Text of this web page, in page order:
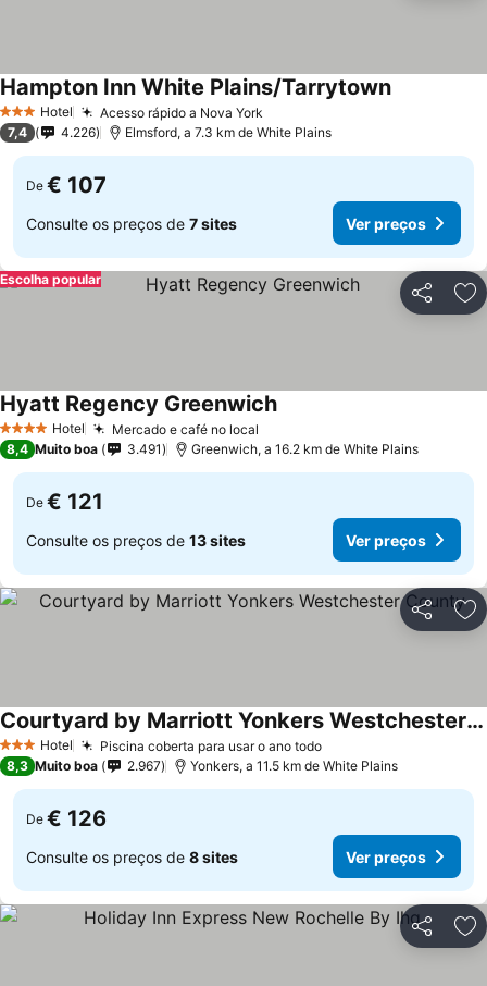
3 EstrelasHotel Acesso rápido a Nova York
Hampton Inn White Plains/TarrytownVer preços
7,4 4.226 Elmsford, a 7.3 km de White Plains
De € 107
Consulte os preços de 7 sites Ver preços
Partilhar
Escolha popular
4 EstrelasHotel Mercado e café no local
Hyatt Regency GreenwichVer preços
8,4 Muito boa 3.491 Greenwich, a 16.2 km de White Plains
De € 121
Consulte os preços de 13 sites Ver preços
Partilhar
3 EstrelasHotel Piscina coberta para usar o ano todoVer preços
Courtyard by Marriott Yonkers Westchester County
Ver preços
8,3 Muito boa 2.967 Yonkers, a 11.5 km de White Plains
De € 126
Consulte os preços de 8 sites Ver preços
Partilhar